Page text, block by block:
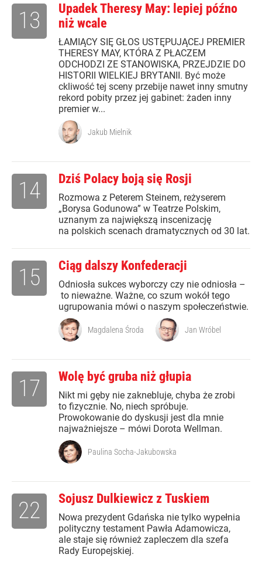
Upadek Theresy May: lepiej późno
niż wcale
ŁAMIĄCY SIĘ GŁOS USTĘPUJĄCEJ PREMIER
THERESY MAY, KTÓRA Z PŁACZEM
ODCHODZI ZE STANOWISKA, PRZEJDZIE DO
HISTORII WIELKIEJ BRYTANII. Być może
ckliwość tej sceny przebije nawet inny smutny
rekord pobity przez jej gabinet: żaden inny
premier w...
13
Jakub Mielnik
Dziś Polacy boją się Rosji
Rozmowa z Peterem Steinem, reżyserem
„Borysa Godunowa” w Teatrze Polskim,
uznanym za największą inscenizację
na polskich scenach dramatycznych od 30 lat.
14
Ciąg dalszy Konfederacji
Odniosła sukces wyborczy czy nie odniosła –
to nieważne. Ważne, co szum wokół tego
ugrupowania mówi o naszym społeczeństwie.
15
Magdalena Środa Jan Wróbel
Wolę być gruba niż głupia
Nikt mi gęby nie zaknebluje, chyba że zrobi
to fizycznie. No, niech spróbuje.
Prowokowanie do dyskusji jest dla mnie
najważniejsze – mówi Dorota Wellman.
17
Paulina Socha-Jakubowska
Sojusz Dulkiewicz z Tuskiem
Nowa prezydent Gdańska nie tylko wypełnia
polityczny testament Pawła Adamowicza,
ale staje się również zapleczem dla szefa
Rady Europejskiej.
22